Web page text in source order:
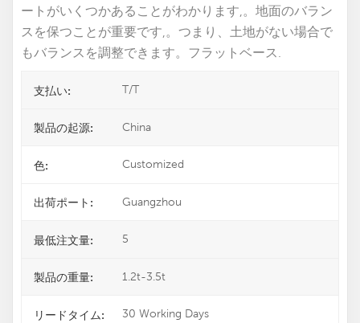
ートがいくつかあることがわかります,。地面のバラン
スを保つことが重要です,。つまり、土地がない場合で
もバランスを調整できます。フラットベース.
支払い: T/T
製品の起源: China
色: Customized
出荷ポート: Guangzhou
最低注文量: 5
製品の重量: 1.2t-3.5t
リードタイム: 30 Working Days